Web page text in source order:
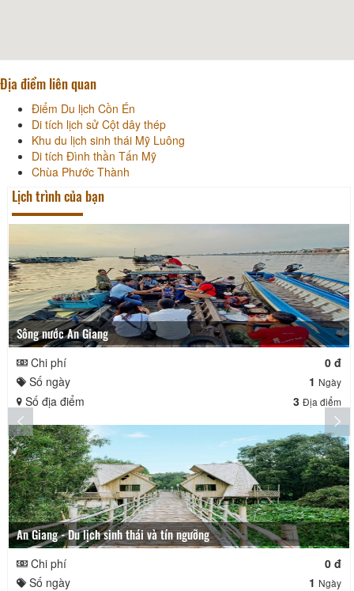
Địa điểm liên quan
Điểm Du lịch Cồn Én
Di tích lịch sử Cột dây thép
Khu du lịch sinh thái Mỹ Luông
Di tích Đình thần Tấn Mỹ
Chùa Phước Thành
Lịch trình của bạn
Sông nước An Giang
Chi phí
0 đ
Số ngày
1 Ngày
Số địa điểm 3 Địa điểm
An Giang - Du lịch sinh thái và tín ngưỡng
Chi phí
0 đ
Số ngày
1 Ngày